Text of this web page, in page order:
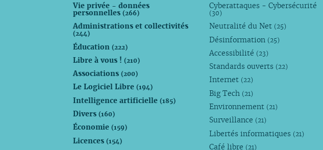
Vie privée - données
personnelles(266)
Administrations et collectivités
(244)
Éducation(222)
Libre à vous !(210)
Associations(200)
Le Logiciel Libre(194)
Intelligence artificielle(185)
Divers(160)
Économie(159)
Licences(154)
Cyberattaques - Cybersécurité
(30)
Neutralité du Net (25)
Désinformation (25)
Accessibilité (23)
Standards ouverts (22)
Internet (22)
Big Tech (21)
Environnement (21)
Surveillance (21)
Libertés informatiques (21)
Café libre (21)